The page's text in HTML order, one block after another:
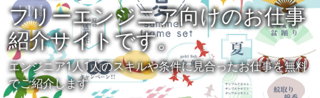
フリーエンジニア向けのお仕事
紹介サイトです。
エンジニア1人1人のスキルや条件に見合ったお仕事を無料
でご紹介します